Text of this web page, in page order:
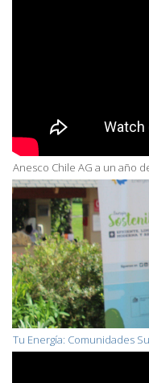
Anesco Chile AG a un año
Tu Energía: Comunidades